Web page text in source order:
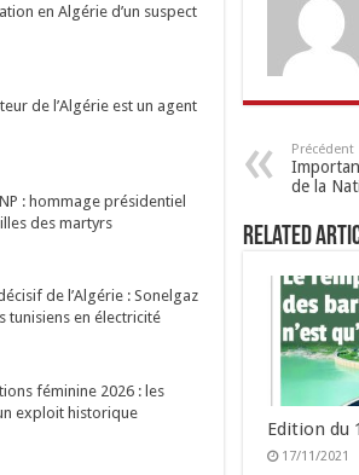
Précédent
de la
Related
Edition du
17/11/2021
en Algérie d’un suspect
de l’Algérie est un agent
: hommage présidentiel
des martyrs
de l’Algérie : Sonelgaz
tunisiens en électricité
féminine 2026 : les
exploit historique